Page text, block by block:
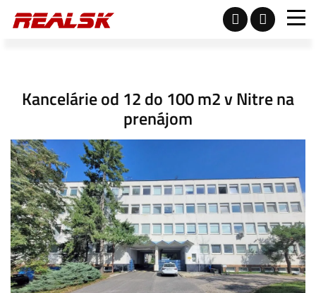
Kancelárie od 12 do 100 m2 v Nitre na
prenájom